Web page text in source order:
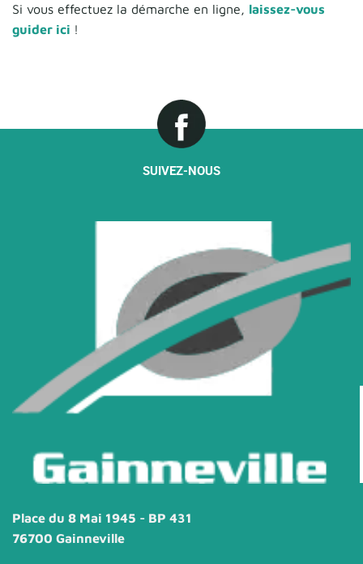
Si vous effectuez la démarche en ligne, laissez-vous
guider ici !
SUIVEZ-NOUS
Place du 8 Mai 1945 - BP 431
76700 Gainneville